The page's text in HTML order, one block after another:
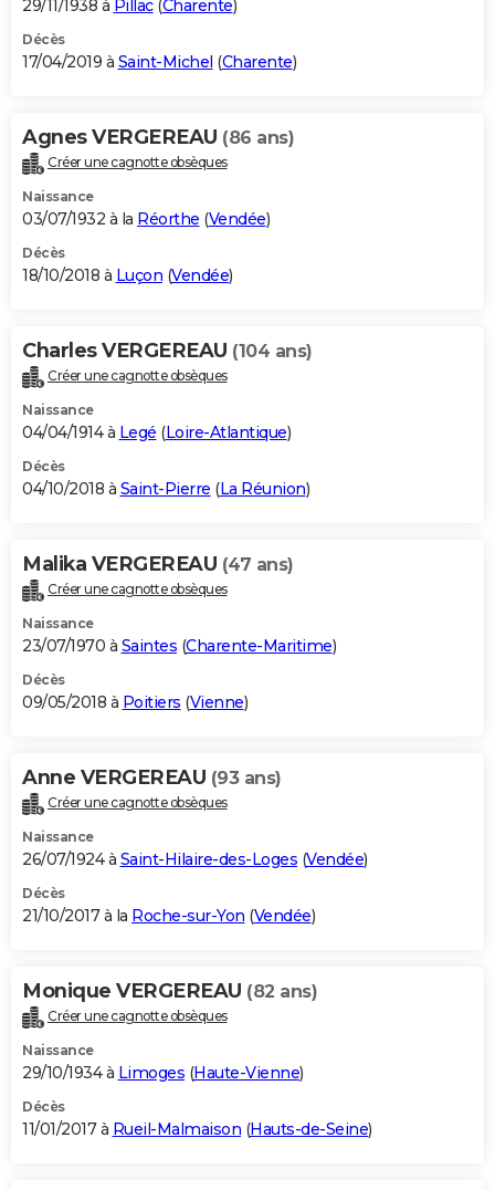
29/11/1938 à Pillac(Charente)
Décès
17/04/2019 à Saint-Michel (Charente)
Agnes VERGEREAU (86 ans)
Créer une cagnotte obsèques
Naissance
03/07/1932 à la Réorthe (Vendée)
Décès
18/10/2018 à Luçon (Vendée)
Charles VERGEREAU (104 ans)
Créer une cagnotte obsèques
Naissance
04/04/1914 à Legé (Loire-Atlantique)
Décès
04/10/2018 à Saint-Pierre (La Réunion)
Malika VERGEREAU (47 ans)
Créer une cagnotte obsèques
Naissance
23/07/1970 à Saintes (Charente-Maritime)
Décès
09/05/2018 à Poitiers (Vienne)
Anne VERGEREAU (93 ans)
Créer une cagnotte obsèques
Naissance
26/07/1924 à Saint-Hilaire-des-Loges (Vendée)
Décès
21/10/2017 à la Roche-sur-Yon (Vendée)
Monique VERGEREAU (82 ans)
Créer une cagnotte obsèques
Naissance
29/10/1934 à Limoges (Haute-Vienne)
Décès
11/01/2017 à Rueil-Malmaison (Hauts-de-Seine)